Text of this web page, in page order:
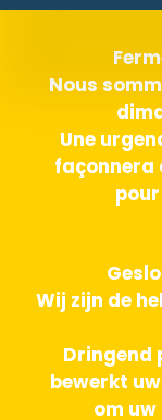
Nous
Une
façonnera
Wij zijn de
Dringend
bewerkt
om